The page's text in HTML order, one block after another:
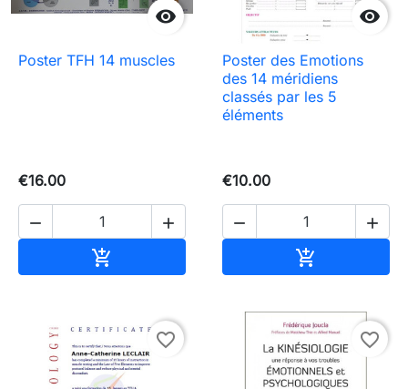

Poster TFH 14 muscles
€16.00
 


Poster des Emotions
des 14 méridiens
classés par les 5
éléments
€10.00
 

favorite_border favorite_border